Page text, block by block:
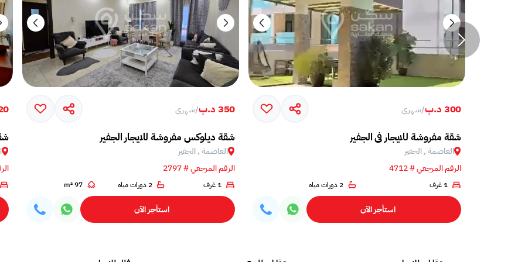
300 د.ب /شهري
شقة مفروشة للايجار في الجفير
العاصمة , الجفير
الرقم المرجعي # 4712
1 غرف 2 دورات مياه
استأجر الآن
350 د.ب /شهري
شقة ديلوكس مفروشة للايجار الجفير
العاصمة , الجفير
الرقم المرجعي # 2797
1 غرف 2 دورات مياه 97 m²
استأجر الآن